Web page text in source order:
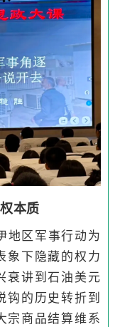
本质
地区军事行动为
象下隐藏的权力
衰讲到石油美元
钩的历史转折到
宗商品结算维系